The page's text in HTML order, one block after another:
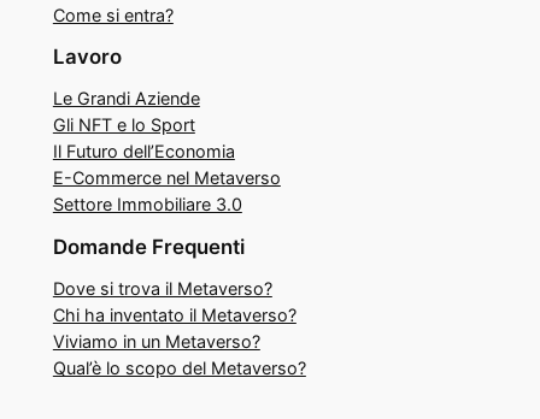
Come si entra?
Lavoro
Le Grandi Aziende
Gli NFT e lo Sport
Il Futuro dell’Economia
E-Commerce nel Metaverso
Settore Immobiliare 3.0
Domande Frequenti
Dove si trova il Metaverso?
Chi ha inventato il Metaverso?
Viviamo in un Metaverso?
Qual’è lo scopo del Metaverso?